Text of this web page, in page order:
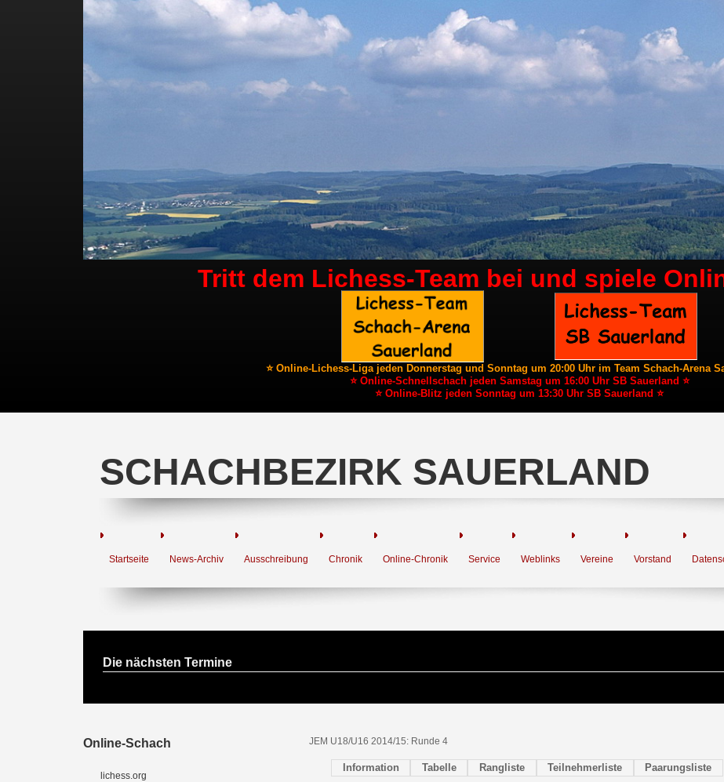
Tritt dem Lichess-Team bei und spiele
⭐ Online-Lichess-Liga jeden Donnerstag und Sonntag um 20:00 Uhr im Team Schach-Arena
⭐ Online-Schnellschach jeden Samstag um 16:00 Uhr SB Sauerland ⭐
⭐ Online-Blitz jeden Sonntag um 13:30 Uhr SB Sauerland ⭐
SCHACHBEZIRK SAUERLAND
Startseite News-Archiv Ausschreibung Chronik Online-Chronik Service Weblinks Vereine Vorstand
Die nächsten Termine
Online-Schach
lichess.org
JEM U18/U16 2014/15: Runde 4
Information Tabelle Rangliste Teilnehmerliste Paarungsliste